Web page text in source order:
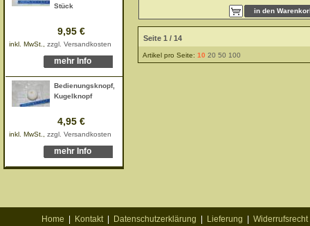
Stück
9,95 €
inkl. MwSt., zzgl. Versandkosten
mehr Info
Bedienungsknopf,
Kugelknopf
4,95 €
inkl. MwSt., zzgl. Versandkosten
mehr Info
Seite 1 / 14
Artikel pro Seite: 10 20 50 100
Home Kontakt Datenschutzerklärung Lieferung Widerrufsrecht